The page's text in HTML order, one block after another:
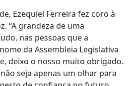
Ezequiel Ferreira fez coro à
“A grandeza de uma
nas pessoas que a
da Assembleia Legislativa
deixo o nosso muito obrigado.
seja apenas um olhar para